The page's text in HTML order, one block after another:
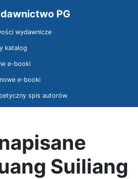
PG
wydawnicze
katalog
e-booki
e-booki
spis autorów
Suiliang